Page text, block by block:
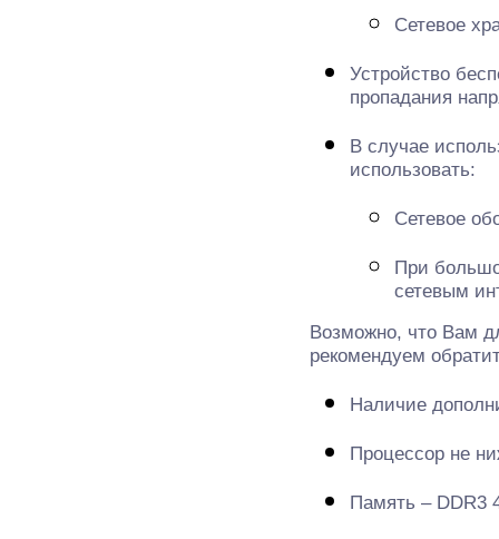
Сетевое
Устройство
пропадания
В случае
использовать:
Сетевое
При
сетевым
Возможно, что Вам
рекомендуем
Наличие
Процессор не
Память – DDR3